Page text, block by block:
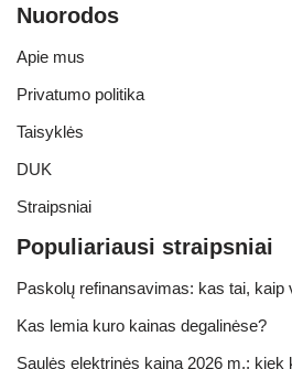
Nuorodos
Apie mus
Privatumo politika
Taisyklės
DUK
Straipsniai
Populiariausi straipsniai
Paskolų refinansavimas: kas tai, kaip
Kas lemia kuro kainas degalinėse?
Saulės elektrinės kaina 2026 m.: kiek